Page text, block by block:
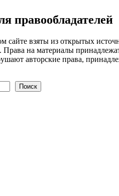
правообладателей
сайте взяты из открытых
Права на материалы
авторские права,
Поиск